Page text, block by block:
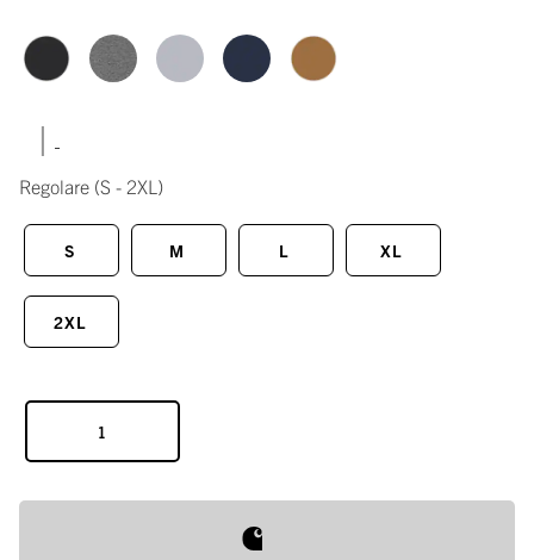
|
Regolare (S - 2XL)
S M L XL
2XL